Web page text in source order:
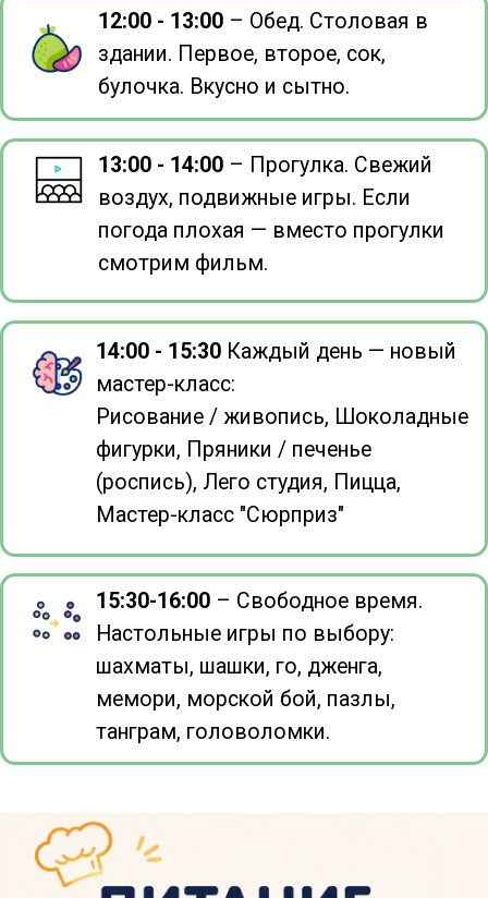
2000
Акция «Приведи друга»
скидка 2000 ₽ каждому.
политикой конфиденциальности
Номер телефона
+7
Какие смены Вам подходят
Первая смена. 22 июня - 3 июля
Вторая смена. 13 июля - 24 июля
Третья смена. 10 августа - 21 августа
Забронировать смены
ЗАЯВКА НА БРОНИРОВАНИЕ